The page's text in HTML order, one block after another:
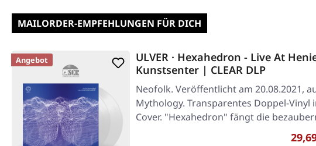
MAILORDER-EMPFEHLUNGEN FÜR DICH
Angebot
ULVER · Hexahedron - Live At
Kunstsenter | CLEAR DLP
Neofolk. Veröffentlicht am 20.08.2021,
Mythology. Transparentes Doppel-Vinyl
Cover. "Hexahedron" fängt die